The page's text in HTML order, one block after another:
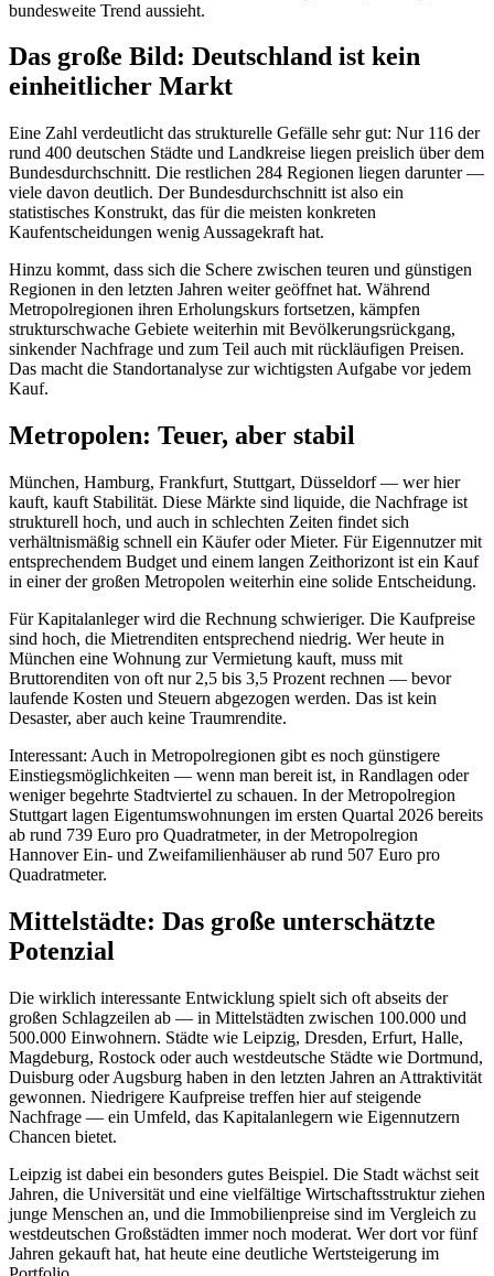
bundesweite Trend aussieht.
Das große Bild: Deutschland ist kein
einheitlicher Markt
Eine Zahl verdeutlicht das strukturelle Gefälle sehr gut: Nur 116 der
rund 400 deutschen Städte und Landkreise liegen preislich über dem
Bundesdurchschnitt. Die restlichen 284 Regionen liegen darunter —
viele davon deutlich. Der Bundesdurchschnitt ist also ein
statistisches Konstrukt, das für die meisten konkreten
Kaufentscheidungen wenig Aussagekraft hat.
Hinzu kommt, dass sich die Schere zwischen teuren und günstigen
Regionen in den letzten Jahren weiter geöffnet hat. Während
Metropolregionen ihren Erholungskurs fortsetzen, kämpfen
strukturschwache Gebiete weiterhin mit Bevölkerungsrückgang,
sinkender Nachfrage und zum Teil auch mit rückläufigen Preisen.
Das macht die Standortanalyse zur wichtigsten Aufgabe vor jedem
Kauf.
Metropolen: Teuer, aber stabil
München, Hamburg, Frankfurt, Stuttgart, Düsseldorf — wer hier
kauft, kauft Stabilität. Diese Märkte sind liquide, die Nachfrage ist
strukturell hoch, und auch in schlechten Zeiten findet sich
verhältnismäßig schnell ein Käufer oder Mieter. Für Eigennutzer mit
entsprechendem Budget und einem langen Zeithorizont ist ein Kauf
in einer der großen Metropolen weiterhin eine solide Entscheidung.
Für Kapitalanleger wird die Rechnung schwieriger. Die Kaufpreise
sind hoch, die Mietrenditen entsprechend niedrig. Wer heute in
München eine Wohnung zur Vermietung kauft, muss mit
Bruttorenditen von oft nur 2,5 bis 3,5 Prozent rechnen — bevor
laufende Kosten und Steuern abgezogen werden. Das ist kein
Desaster, aber auch keine Traumrendite.
Interessant: Auch in Metropolregionen gibt es noch günstigere
Einstiegsmöglichkeiten — wenn man bereit ist, in Randlagen oder
weniger begehrte Stadtviertel zu schauen. In der Metropolregion
Stuttgart lagen Eigentumswohnungen im ersten Quartal 2026 bereits
ab rund 739 Euro pro Quadratmeter, in der Metropolregion
Hannover Ein- und Zweifamilienhäuser ab rund 507 Euro pro
Quadratmeter.
Mittelstädte: Das große unterschätzte
Potenzial
Die wirklich interessante Entwicklung spielt sich oft abseits der
großen Schlagzeilen ab — in Mittelstädten zwischen 100.000 und
500.000 Einwohnern. Städte wie Leipzig, Dresden, Erfurt, Halle,
Magdeburg, Rostock oder auch westdeutsche Städte wie Dortmund,
Duisburg oder Augsburg haben in den letzten Jahren an Attraktivität
gewonnen. Niedrigere Kaufpreise treffen hier auf steigende
Nachfrage — ein Umfeld, das Kapitalanlegern wie Eigennutzern
Chancen bietet.
Leipzig ist dabei ein besonders gutes Beispiel. Die Stadt wächst seit
Jahren, die Universität und eine vielfältige Wirtschaftsstruktur ziehen
junge Menschen an, und die Immobilienpreise sind im Vergleich zu
westdeutschen Großstädten immer noch moderat. Wer dort vor fünf
Jahren gekauft hat, hat heute eine deutliche Wertsteigerung im